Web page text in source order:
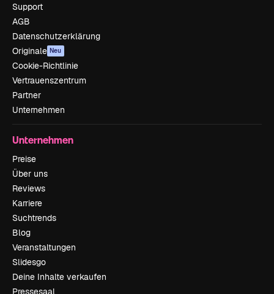
Support
AGB
Datenschutzerklärung
Originale Neu
Cookie-Richtlinie
Vertrauenszentrum
Partner
Unternehmen
Unternehmen
Preise
Über uns
Reviews
Karriere
Suchtrends
Blog
Veranstaltungen
Slidesgo
Deine Inhalte verkaufen
Pressesaal